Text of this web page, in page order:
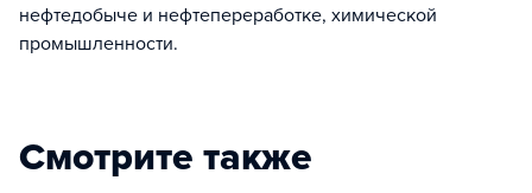
нефтедобыче и нефтепереработке, химической
промышленности.
Смотрите также